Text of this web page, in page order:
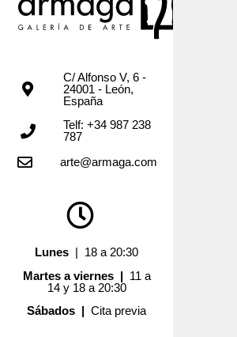
C/ Alfonso V, 6 -
24001 - León,
España
Telf: +34 987 238
787
arte@armaga.com
Lunes | 18 a 20:30
Martes a viernes | 11 a
14 y 18 a 20:30
Sábados |Cita previa